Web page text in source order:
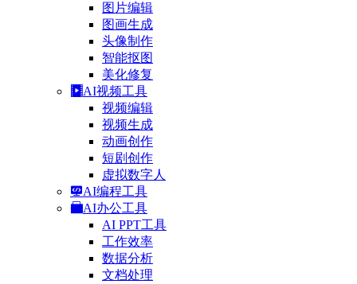
图片编辑
图画生成
头像制作
智能抠图
美化修复
AI视频工具
视频编辑
视频生成
动画创作
短剧创作
虚拟数字人
AI编程工具
AI办公工具
AI PPT工具
工作效率
数据分析
文档处理